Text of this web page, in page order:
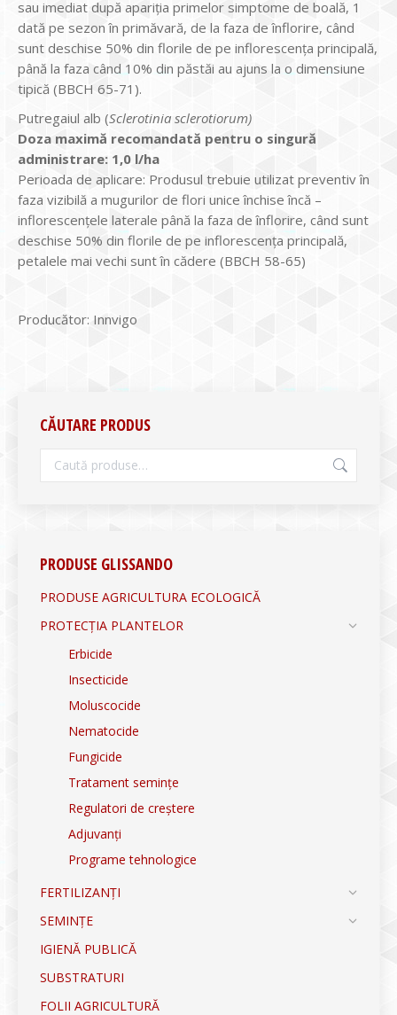
sau imediat după apariția primelor simptome de boală, 1
dată pe sezon în primăvară, de la faza de înflorire, când
sunt deschise 50% din florile de pe inflorescența principală,
până la faza când 10% din păstăi au ajuns la o dimensiune
tipică (BBCH 65-71).
Putregaiul alb (Sclerotinia sclerotiorum)
Doza maximă recomandată pentru o singură
administrare: 1,0 l/ha
Perioada de aplicare: Produsul trebuie utilizat preventiv în
faza vizibilă a mugurilor de flori unice închise încă –
inflorescențele laterale până la faza de înflorire, când sunt
deschise 50% din florile de pe inflorescența principală,
petalele mai vechi sunt în cădere (BBCH 58-65)
Producător: Innvigo
CĂUTARE PRODUS
PRODUSE GLISSANDO
PRODUSE AGRICULTURA ECOLOGICĂ
PROTECȚIA PLANTELOR
Erbicide
Insecticide
Moluscocide
Nematocide
Fungicide
Tratament semințe
Regulatori de creștere
Adjuvanți
Programe tehnologice
FERTILIZANȚI
SEMINȚE
IGIENĂ PUBLICĂ
SUBSTRATURI
FOLII AGRICULTURĂ